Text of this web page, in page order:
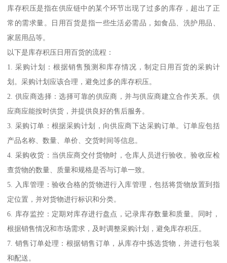
库存积压是指在供应链中的某个环节出现了过多的库存，超出了正
常的需求量。日用百货是指一些生活必需品，如食品、洗护用品、
家居用品等。
以下是库存积压日用百货的流程：
1. 采购计划：根据销售预测和库存情况，制定日用百货的采购计
划。采购计划应该合理，避免过多的库存积压。
2. 供应商选择：选择可靠的供应商，并与供应商建立合作关系。供
应商应能按时供货，并提供良好的售后服务。
3. 采购订单：根据采购计划，向供应商下达采购订单。订单应包括
产品名称、数量、单价、交货时间等信息。
4. 采购收货：当供应商交付货物时，仓库人员进行验收。验收应检
查货物的数量、质量和规格是否与订单一致。
5. 入库管理：验收合格的货物进行入库管理，包括将货物放置到指
定位置，并对货物进行标识和分类。
6. 库存监控：定期对库存进行盘点，记录库存数量和质量。同时，
根据销售情况和市场需求，及时调整采购计划，避免库存积压。
7. 销售订单处理：根据销售订单，从库存中拣选货物，并进行包装
和配送。